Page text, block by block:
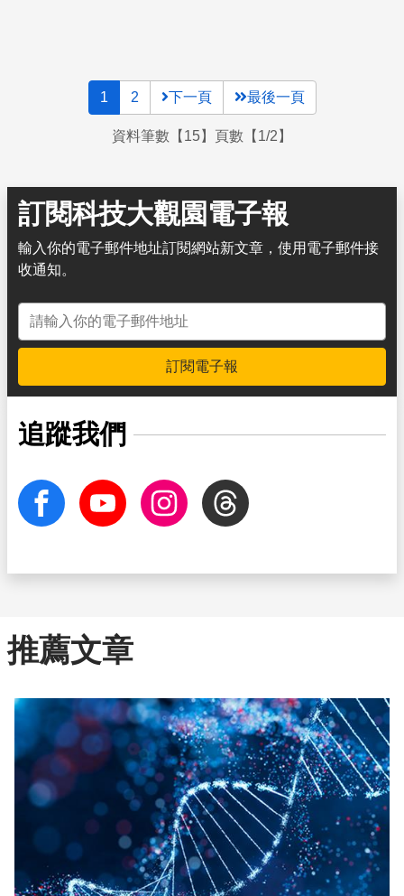
1 2 下一頁 最後一頁
資料筆數【15】頁數【1/2】
訂閱科技大觀園電子報
輸入你的電子郵件地址訂閱網站新文章，使用電子郵件接
收通知。
電子郵件地址
訂閱電子報
追蹤我們
facebook Youtube InstagramThreads
推薦文章